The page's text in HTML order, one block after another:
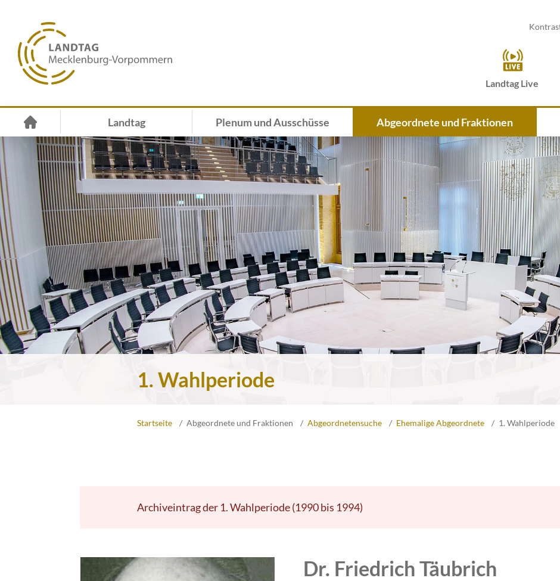
Landtag Live
Landtag Plenum und Ausschüsse Abgeordnete und Fraktionen
1. Wahlperiode
Startseite Abgeordnete und Fraktionen Abgeordnetensuche Ehemalige Abgeordnete 1. Wahlperiode
Archiveintrag der 1. Wahlperiode (1990 bis 1994)
Dr. Friedrich Täubrich